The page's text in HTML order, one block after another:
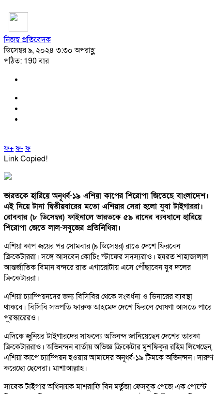
নিজস্ব প্রতিবেদক
ডিসেম্বর ৯, ২০২৪ ৩:৩০ অপরাহ্ণ
পঠিত: 190 বার
ফ+ফ-ফ
Link Copied!
ভারতকে হারিয়ে অনূর্ধ্ব-১৯ এশিয়া কাপের শিরোপা জিতেছে বাংলাদেশ।
এই নিয়ে টানা দ্বিতীয়বারের মতো এশিয়ার সেরা হলো যুবা টাইগাররা।
রোববার (৮ ডিসেম্বর) ফাইনালে ভারতকে ৫৯ রানের ব্যবধানে হারিয়ে
শিরোপা জেতে লাল-সবুজের প্রতিনিধিরা।
এশিয়া কাপ জয়ের পর সোমবার (৯ ডিসেম্বর) রাতে দেশে ফিরবেন
ক্রিকেটাররা। সঙ্গে আসবেন কোচিং স্টাফের সদস্যরাও। হযরত শাহাজালাল
আন্তর্জাতিক বিমান বন্দরে রাত এগারোটায় এসে পৌঁছাবেন যুব দলের
ক্রিকেটাররা।
এশিয়া চ্যাম্পিয়নদের জন্য বিসিবির থেকে সংবর্ধনা ও ডিনারের ব্যবস্থা
থাকবে। বিসিবি সভপতি ফারুক আহমেদ দেশে ফিরলে ঘোষণা আসতে পারে
পুরস্কারেরও।
এদিকে জুনিয়র টাইগারদের সাফল্যে অভিনন্দ জানিয়েছেন দেশের তারকা
ক্রিকেটাররাও। অভিনন্দন বার্তায় অভিজ্ঞ ক্রিকেটার মুশফিকুর রহিম লিখেছেন,
এশিয়া কাপে চ্যাম্পিয়ন হওয়ায় আমাদের অনূর্ধ্ব-১৯ টিমকে অভিনন্দন। দারুণ
করেছো ছেলেরা। মাশাআল্লাহ।
সাবেক টাইগার অধিনায়ক মাশরাফি বিন মর্তুজা ফেসবুক পেজে এক পোস্টে